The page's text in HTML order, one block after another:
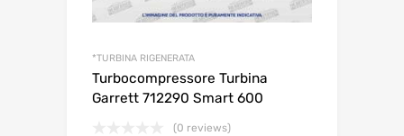
*TURBINA RIGENERATA
Turbocompressore Turbina
Garrett 712290 Smart 600
(0 reviews)